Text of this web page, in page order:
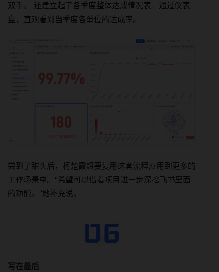
双手。 还建立起了各季度整体达成情况表，通过仪表
盘，直观看到当季度各单位的达成率。
尝到了甜头后，柯楚霞想要复用这套流程应用到更多的
工作场景中。“希望可以借着项目进一步深挖飞书里面
的功能。”她补充说。
写在最后